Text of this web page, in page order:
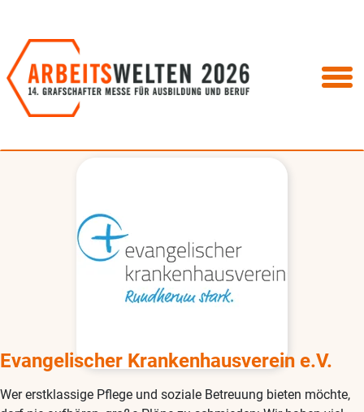
Evangelischer Krankenhausverein e.V.
Wer erstklassige Pflege und soziale Betreuung bieten möchte,